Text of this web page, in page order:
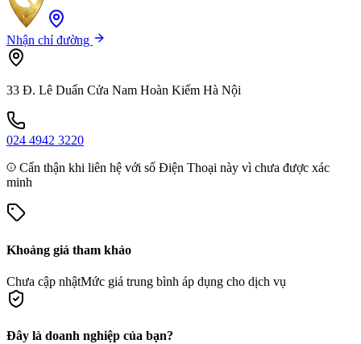
Nhận chỉ đường
33 Đ. Lê Duẩn Cửa Nam Hoàn Kiếm Hà Nội
024 4942 3220
Cẩn thận khi liên hệ với số Điện Thoại này vì chưa được xác
minh
Khoảng giá tham khảo
Chưa cập nhậtMức giá trung bình áp dụng cho dịch vụ
Đây là doanh nghiệp của bạn?